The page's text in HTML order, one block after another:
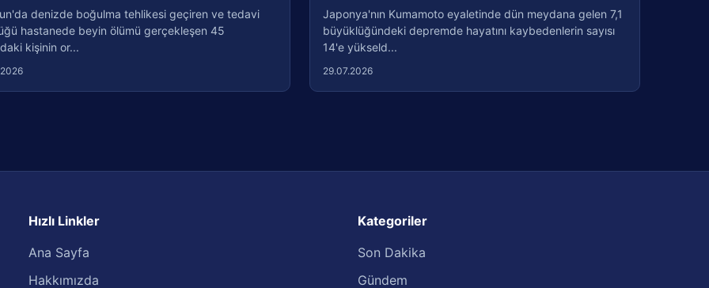
denizde boğulma tehlikesi geçiren ve tedavi
hastanede beyin ölümü gerçekleşen 45
kişinin or...
Japonya'nın Kumamoto eyaletinde dün meydana gelen 7,1
büyüklüğündeki depremde hayatını kaybedenlerin sayısı
14'e yükseld...
29.07.2026
Hızlı Linkler
Ana Sayfa
Hakkımızda
Kategoriler
Son Dakika
Gündem